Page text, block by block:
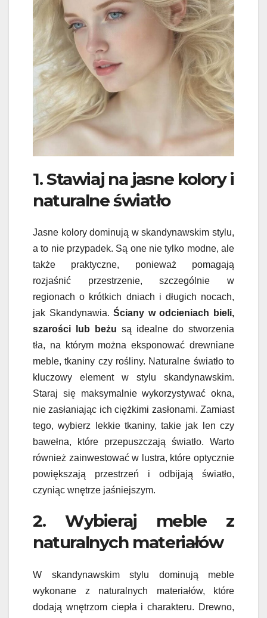
1. Stawiaj na jasne kolory i
naturalne światło
Jasne kolory dominują w skandynawskim stylu,
a to nie przypadek. Są one nie tylko modne, ale
także praktyczne, ponieważ pomagają
rozjaśnić przestrzenie, szczególnie w
regionach o krótkich dniach i długich nocach,
jak Skandynawia.Ściany w odcieniach bieli,
szarości lub beżu są idealne do stworzenia
tła, na którym można eksponować drewniane
meble, tkaniny czy rośliny. Naturalne światło to
kluczowy element w stylu skandynawskim.
Staraj się maksymalnie wykorzystywać okna,
nie zasłaniając ich ciężkimi zasłonami. Zamiast
tego, wybierz lekkie tkaniny, takie jak len czy
bawełna, które przepuszczają światło. Warto
również zainwestować w lustra, które optycznie
powiększają przestrzeń i odbijają światło,
czyniąc wnętrze jaśniejszym.
2. Wybieraj meble z
naturalnych materiałów
W skandynawskim stylu dominują meble
wykonane z naturalnych materiałów, które
dodają wnętrzom ciepła i charakteru. Drewno,